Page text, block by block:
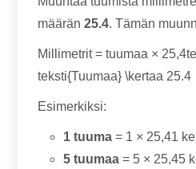
määrän25.4. Tämän
Millimetrit = tuumaa ×
teksti{Tuumaa} \kertaa 25.4
Esimerkiksi:
1 tuuma = 1 × 25,41
5 tuumaa = 5 × 25,45